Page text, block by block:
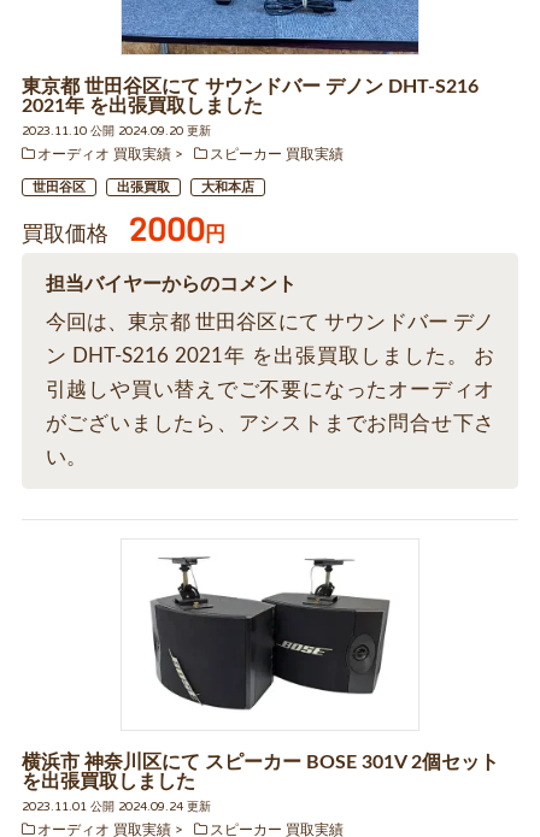
東京都 世田谷区にて サウンドバー デノン DHT-S216
2021年 を出張買取しました
2023.11.10 公開 2024.09.20 更新
オーディオ 買取実績
スピーカー 買取実績
世田谷区 出張買取 大和本店
買取価格 2000円
担当バイヤーからのコメント
今回は、東京都 世田谷区にて サウンドバー デノ
ン DHT-S216 2021年 を出張買取しました。 お
引越しや買い替えでご不要になったオーディオ
がございましたら、アシストまでお問合せ下さ
い。
横浜市 神奈川区にて スピーカー BOSE 301V 2個セット
を出張買取しました
2023.11.01 公開 2024.09.24 更新
オーディオ 買取実績
スピーカー 買取実績